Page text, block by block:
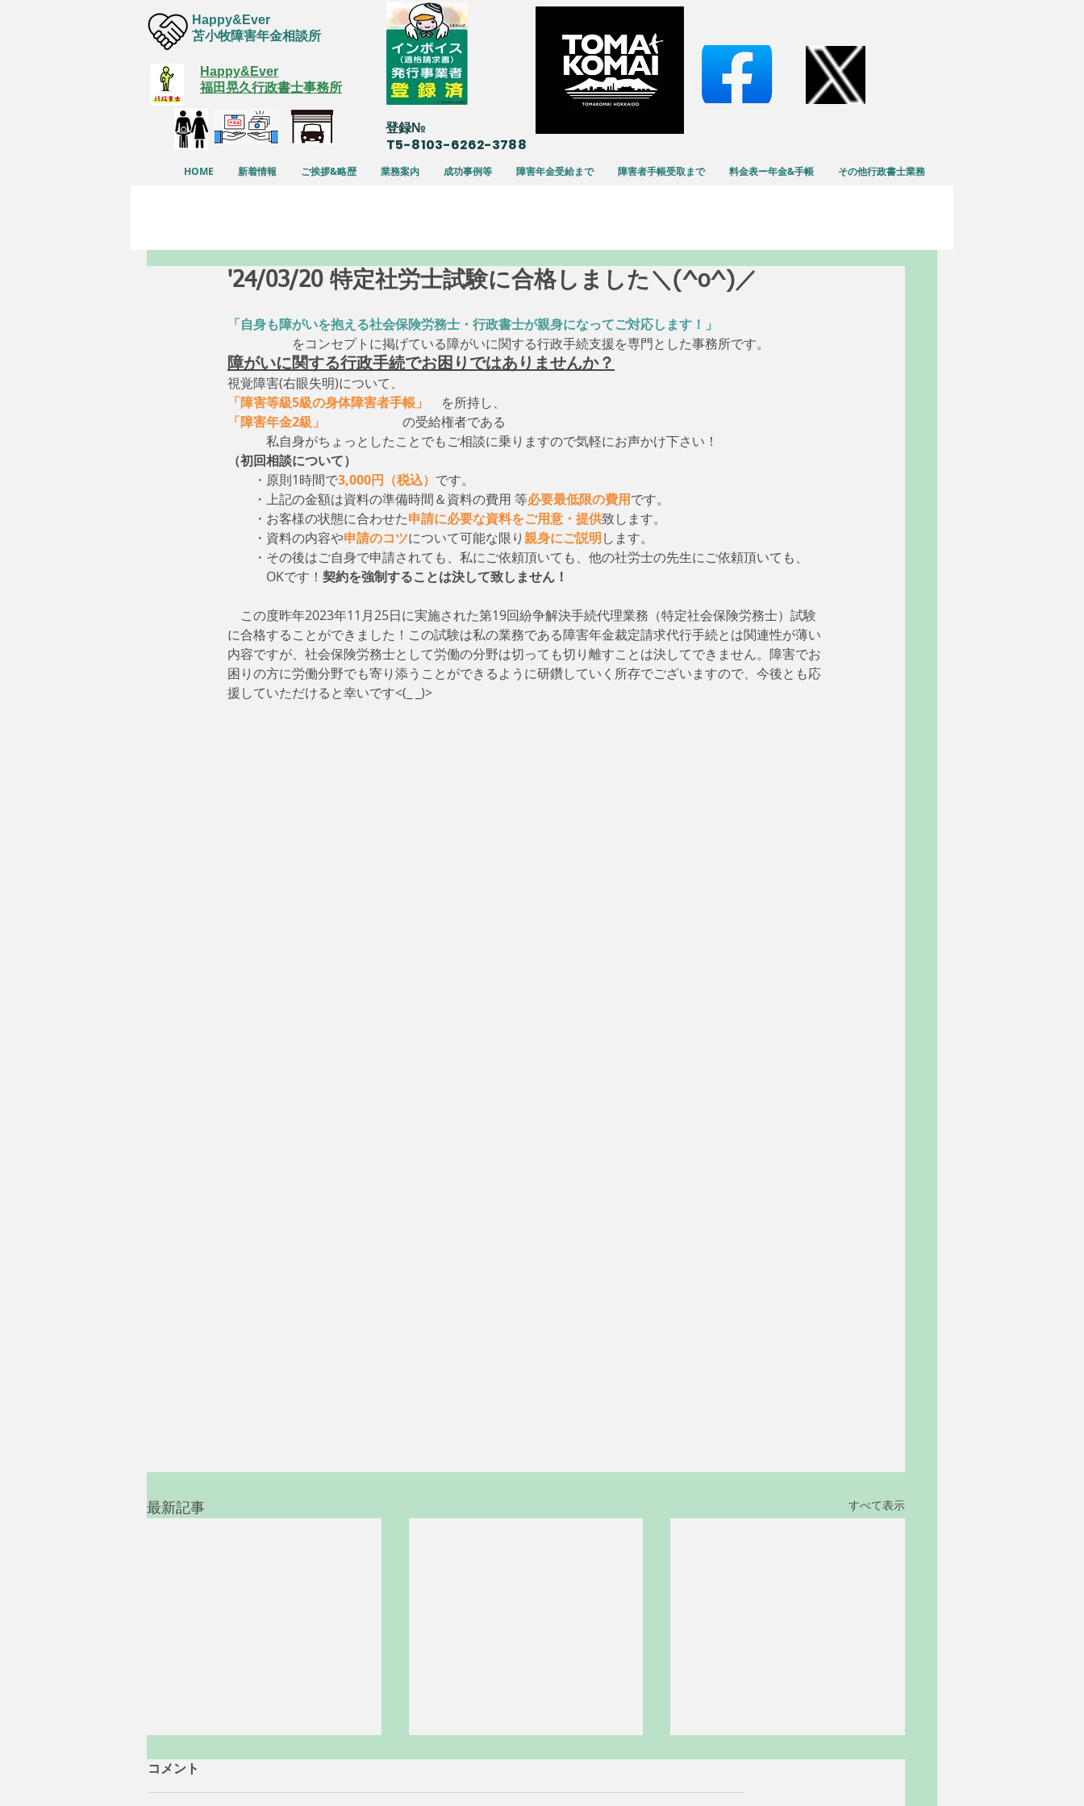
Happy&Ever
苫小牧障害年金相談所
Happy&Ever
福田晃久行政書士事務所
​登録№
T5-8103-6262-3788
HOME 新着情報 ご挨拶&略歴 業務案内 成功事例等 障害年金受給まで 障害者手帳受取まで 料金表ー年金&手帳 その他行政書士業務
'24/03/20 特定社労士試験に合格しました＼(^o^)／
「自身も障がいを抱える社会保険労務士・行政書士が親身になってご対応します！」
をコンセプトに掲げている障がいに関する行政手続支援を専門とした事務所です。
障がいに関する行政手続でお困りではありませんか？
視覚障害(右眼失明)について、
「障害等級5級の身体障害者手帳」
を所持し、
「障害年金2級」
の受給権者である
私自身がちょっとしたことでもご相談に乗りますので気軽にお声かけ下さい！
（初回相談について）
・原則1時間で3,000円（税込） です。
・上記の金額は資料の準備時間＆資料の費用 等必要最低限の費用です。
・お客様の状態に合わせた申請に必要な資料をご用意・提供致します。
・資料の内容や申請のコツについて可能な限り親身にご説明します。
・その後はご自身で申請されても、私にご依頼頂いても、他の社労士の先生にご依頼頂いても、
OKです！ 契約を強制することは決して致しません！
この度昨年2023年11月25日に実施された第19回紛争解決手続代理業務（特定社会保険労務士）試験
に合格することができました！この試験は私の業務である障害年金裁定請求代行手続とは関連性が薄い
内容ですが、社会保険労務士として労働の分野は切っても切り離すことは決してできません。障害でお
困りの方に労働分野でも寄り添うことができるように研鑽していく所存でございますので、今後とも応
援していただけると幸いです<(_ _)>
最新記事 すべて表示
コメント